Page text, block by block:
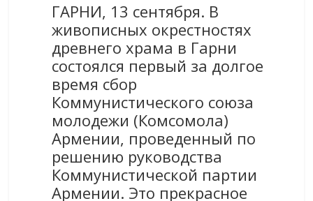
ГАРНИ, 13 сентября. В
живописных окрестностях
древнего храма в Гарни
состоялся первый за долгое
время сбор
Коммунистического союза
молодежи (Комсомола)
Армении, проведенный по
решению руководства
Коммунистической партии
Армении. Это прекрасное